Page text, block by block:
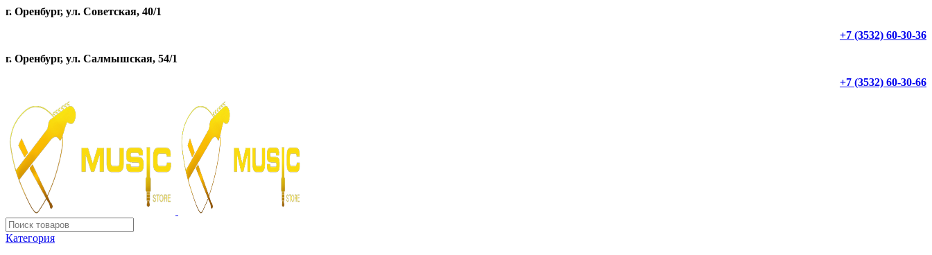
г. Оренбург, ул. Советская, 40/1
+7 (3532) 60-30-36
г. Оренбург, ул. Салмышская, 54/1
+7 (3532) 60-30-66
Категория